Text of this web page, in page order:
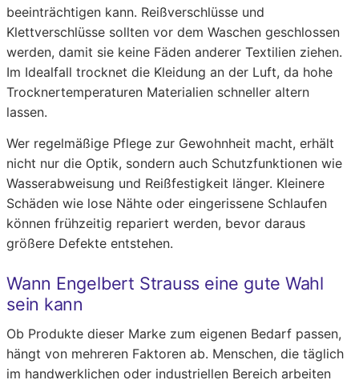
beeinträchtigen kann. Reißverschlüsse und
Klettverschlüsse sollten vor dem Waschen geschlossen
werden, damit sie keine Fäden anderer Textilien ziehen.
Im Idealfall trocknet die Kleidung an der Luft, da hohe
Trocknertemperaturen Materialien schneller altern
lassen.
Wer regelmäßige Pflege zur Gewohnheit macht, erhält
nicht nur die Optik, sondern auch Schutzfunktionen wie
Wasserabweisung und Reißfestigkeit länger. Kleinere
Schäden wie lose Nähte oder eingerissene Schlaufen
können frühzeitig repariert werden, bevor daraus
größere Defekte entstehen.
Wann Engelbert Strauss eine gute Wahl
sein kann
Ob Produkte dieser Marke zum eigenen Bedarf passen,
hängt von mehreren Faktoren ab. Menschen, die täglich
im handwerklichen oder industriellen Bereich arbeiten